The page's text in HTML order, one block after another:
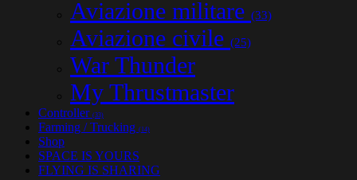
Aviazione militare (33)
Aviazione civile (25)
War Thunder
My Thrustmaster
Controller (33)
Farming / Trucking (14)
Shop
SPACE IS YOURS
FLYING IS SHARING